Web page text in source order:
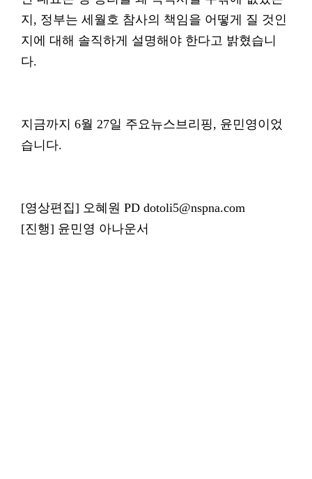
지, 정부는 세월호 참사의 책임을 어떻게 질 것인
지에 대해 솔직하게 설명해야 한다고 밝혔습니
다.
지금까지 6월 27일 주요뉴스브리핑, 윤민영이었
습니다.
[영상편집] 오혜원 PD dotoli5@nspna.com
[진행] 윤민영 아나운서